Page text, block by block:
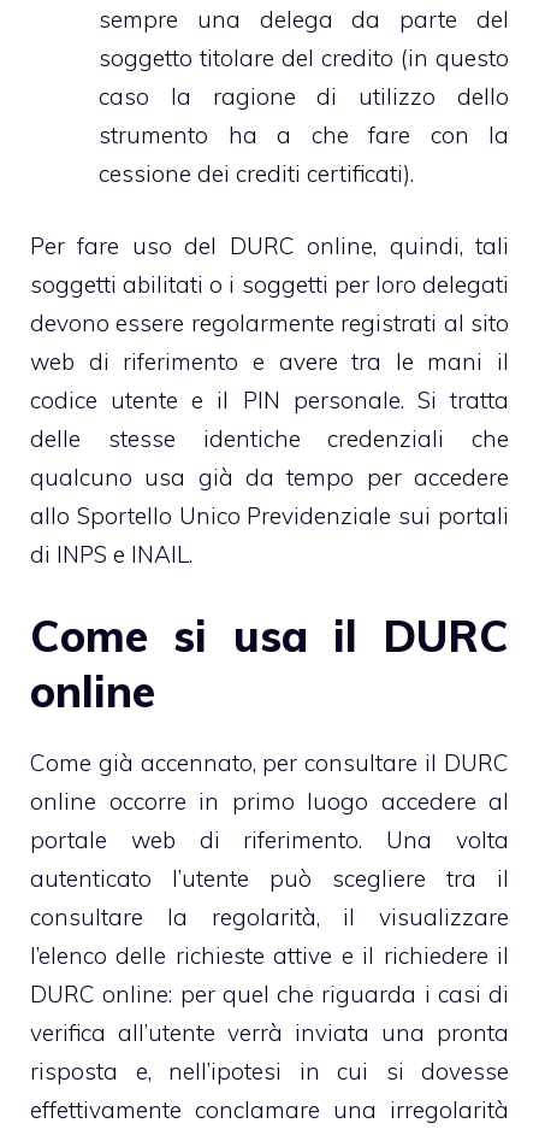
sempre una delega da parte del
soggetto titolare del credito (in questo
caso la ragione di utilizzo dello
strumento ha a che fare con la
cessione dei crediti certificati).
Per fare uso del DURC online, quindi, tali
soggetti abilitati o i soggetti per loro delegati
devono essere regolarmente registrati al sito
web di riferimento e avere tra le mani il
codice utente e il PIN personale. Si tratta
delle stesse identiche credenziali che
qualcuno usa già da tempo per accedere
allo Sportello Unico Previdenziale sui portali
di INPS e INAIL.
Come si usa il DURC
online
Come già accennato, per consultare il DURC
online occorre in primo luogo accedere al
portale web di riferimento. Una volta
autenticato l’utente può scegliere tra il
consultare la regolarità, il visualizzare
l’elenco delle richieste attive e il richiedere il
DURC online: per quel che riguarda i casi di
verifica all’utente verrà inviata una pronta
risposta e, nell’ipotesi in cui si dovesse
effettivamente conclamare una irregolarità